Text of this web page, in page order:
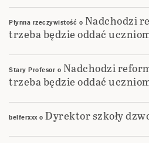
Płynna rzeczywistość o Nadchodzi
trzeba będzie oddać
Stary Profesor o Nadchodzi
trzeba będzie oddać
belferxxxo Dyrektor szkoły